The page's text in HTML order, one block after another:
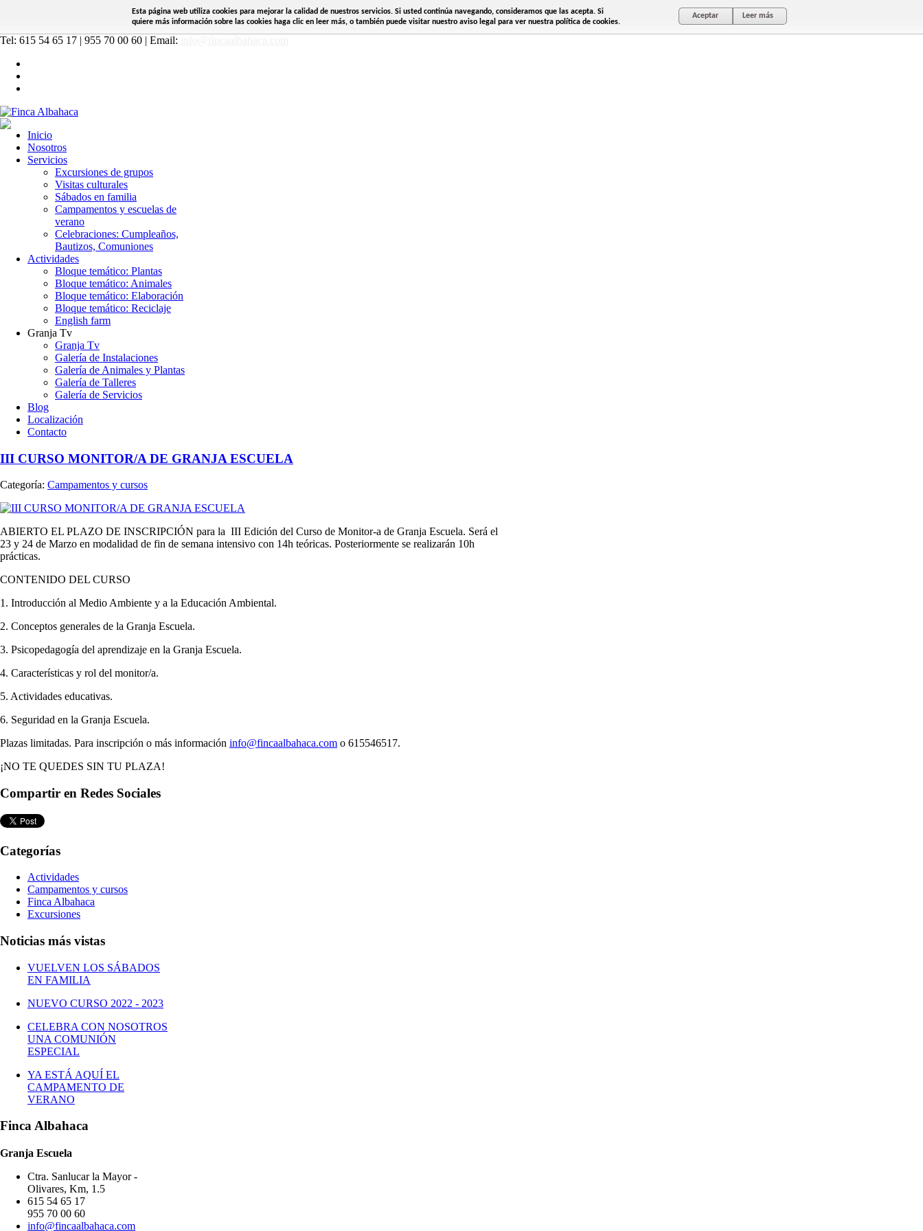
Esta página web utiliza cookies para mejorar la calidad de nuestros servicios. Si usted continúa navegando, consideramos que las acepta. Si
quiere más información sobre las cookies haga clic en leer más, o también puede visitar nuestro aviso legal para ver nuestra política de cookies.
Aceptar Leer más
Tel: 615 54 65 17 | 955 70 00 60 | Email:
Inicio
Nosotros
Servicios
Excursiones de grupos
Visitas culturales
Sábados en familia
Campamentos y escuelas de
verano
Celebraciones: Cumpleaños,
Bautizos, Comuniones
Actividades
Bloque temático: Plantas
Bloque temático: Animales
Bloque temático: Elaboración
Bloque temático: Reciclaje
English farm
Granja Tv
Granja Tv
Galería de Instalaciones
Galería de Animales y Plantas
Galería de Talleres
Galería de Servicios
Blog
Localización
Contacto
III CURSO MONITOR/A DE GRANJA ESCUELA
Categoría: Campamentos y cursos
ABIERTO EL PLAZO DE INSCRIPCIÓN para la III Edición del Curso de Monitor-a de Granja Escuela. Será el
23 y 24 de Marzo en modalidad de fin de semana intensivo con 14h teóricas. Posteriormente se realizarán 10h
prácticas.
CONTENIDO DEL CURSO
1. Introducción al Medio Ambiente y a la Educación Ambiental.
2. Conceptos generales de la Granja Escuela.
3. Psicopedagogía del aprendizaje en la Granja Escuela.
4. Características y rol del monitor/a.
5. Actividades educativas.
6. Seguridad en la Granja Escuela.
Plazas limitadas. Para inscripción o más información info@fincaalbahaca.com o 615546517.
¡NO TE QUEDES SIN TU PLAZA!
Compartir en Redes Sociales
Categorías
Actividades
Campamentos y cursos
Finca Albahaca
Excursiones
Noticias más vistas
VUELVEN LOS SÁBADOS
EN FAMILIA
NUEVO CURSO 2022 - 2023
CELEBRA CON NOSOTROS
UNA COMUNIÓN
ESPECIAL
YA ESTÁ AQUÍ EL
CAMPAMENTO DE
VERANO
Finca Albahaca
Granja Escuela
Ctra. Sanlucar la Mayor -
Olivares, Km, 1.5
615 54 65 17
955 70 00 60
info@fincaalbahaca.com